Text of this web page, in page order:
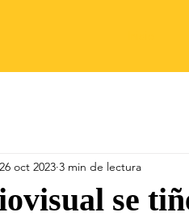
se
26 oct 2023 3 min de lectura